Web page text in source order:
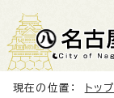
現在の位置： トッ